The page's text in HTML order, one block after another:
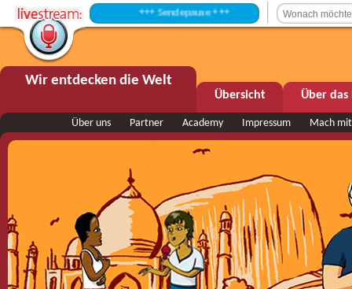
+++ Sendepause +++
Wir entdecken die Welt
Übersicht Über
Über uns Partner Academy Impressum Mach mit